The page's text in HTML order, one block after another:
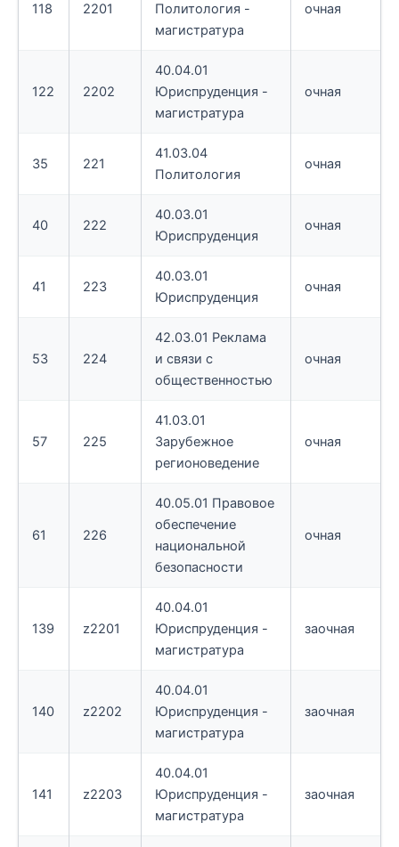
118 2201
Политология -
магистратура
очная
122 2202
40.04.01
Юриспруденция -
магистратура
очная
35 221
41.03.04
Политология
очная
40 222
40.03.01
Юриспруденция
очная
41 223
40.03.01
Юриспруденция
очная
53 224
42.03.01 Реклама
и связи с
общественностью
очная
57 225
41.03.01
Зарубежное
регионоведение
очная
61 226
40.05.01 Правовое
обеспечение
национальной
безопасности
очная
139 z2201
40.04.01
Юриспруденция -
магистратура
заочная
140 z2202
40.04.01
Юриспруденция -
магистратура
заочная
141 z2203
40.04.01
Юриспруденция -
магистратура
заочная